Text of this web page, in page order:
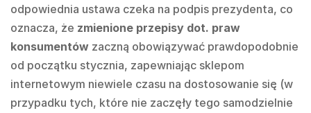
odpowiednia ustawa czeka na podpis prezydenta, co
oznacza, że zmienione przepisy dot. praw
konsumentów zaczną obowiązywać prawdopodobnie
od początku stycznia, zapewniając sklepom
internetowym niewiele czasu na dostosowanie się (w
przypadku tych, które nie zaczęły tego samodzielnie